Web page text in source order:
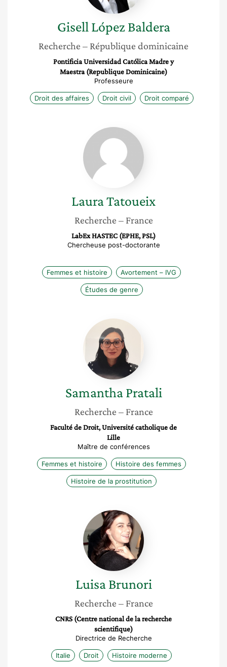
Gisell López Baldera
Recherche – République dominicaine
Pontificia Universidad Católica Madre y
Maestra (Republique Dominicaine)
Professeure
Droit des affaires Droit civil Droit comparé
Laura
Tatoueix
LauraTatoueix
Recherche – France
LabEx HASTEC (EPHE, PSL)
Chercheuse post-doctorante
Femmes et histoire Avortement – IVG
Études de genre
Samantha
Pratali
Samantha Pratali
Recherche – France
Faculté de Droit, Université catholique de
Lille
Maître de conférences
Femmes et histoire Histoire des femmes
Histoire de la prostitution
Luisa
Brunori
Luisa Brunori
Recherche – France
CNRS (Centre national de la recherche
scientifique)
Directrice de Recherche
Italie Droit Histoire moderne